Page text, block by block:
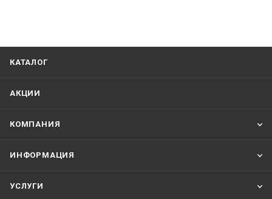
КАТАЛОГ
АКЦИИ
КОМПАНИЯ
ИНФОРМАЦИЯ
УСЛУГИ